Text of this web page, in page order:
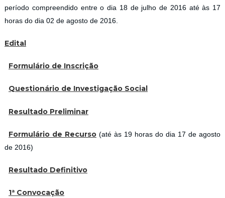
período compreendido entre o dia 18 de julho de 2016 até às 17
horas do dia 02 de agosto de 2016.
Edital
Formulário de Inscrição
Questionário de Investigação Social
Resultado Preliminar
Formulário de Recurso (até às 19 horas do dia 17 de agosto
de 2016)
Resultado Definitivo
1ª Convocação